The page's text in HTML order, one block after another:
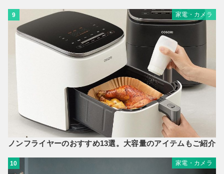
9 家電・カメラ
ノンフライヤーのおすすめ13選。大容量のアイテムもご紹介
10 家電・カメラ